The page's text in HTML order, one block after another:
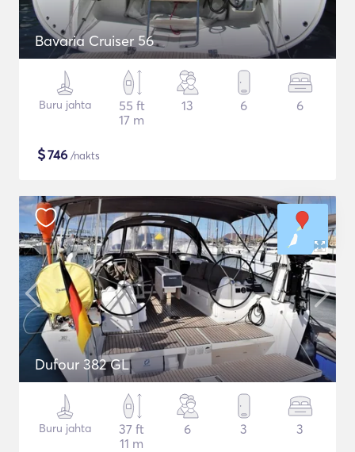
Bavaria Cruiser 56
Buru jahta
55 ft
17 m
13 6 6
$746 /nakts
Dufour 382 GL
Buru jahta
37 ft
11 m
6 3 3